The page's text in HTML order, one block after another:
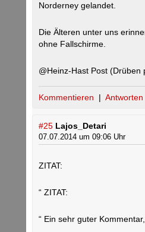
Norderney gelandet.
Die Älteren unter uns
ohne Fallschirme.
@Heinz-Hast Post (Drüben
Kommentieren | Antworten
#25 Lajos_Detari
07.07.2014 um 09:06 Uhr
ZITAT:
“ ZITAT:
“ Ein sehr guter